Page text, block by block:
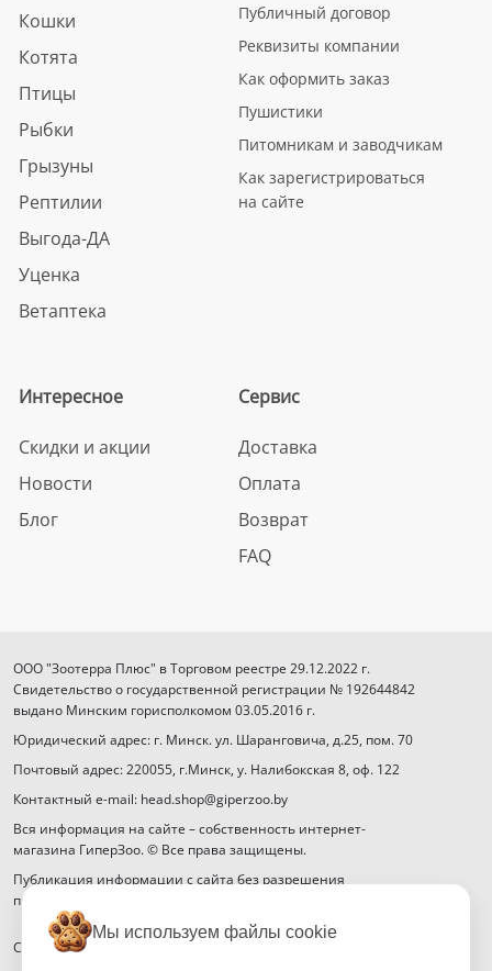
Кошки
Котята
Птицы
Рыбки
Грызуны
Рептилии
Выгода-ДА
Уценка
Ветаптека
Публичный договор
Реквизиты компании
Как оформить заказ
Пушистики
Питомникам и заводчикам
Как зарегистрироваться
на сайте
Интересное
Скидки и акции
Новости
Блог
Сервис
Доставка
Оплата
Возврат
FAQ
ООО "Зоотерра Плюс" в Торговом реестре 29.12.2022 г.
Свидетельство о государственной регистрации № 192644842
выдано Минским горисполкомом 03.05.2016 г.
Юридический адрес: г. Минск. ул. Шаранговича, д.25, пом. 70
Почтовый адрес: 220055, г.Минск, у. Налибокская 8, оф. 122
Контактный e-mail: head.shop@giperzoo.by
Вся информация на сайте – собственность интернет-
магазина ГиперЗоо. © Все права защищены.
Публикация информации с сайта без разрешения
правообладателя запрещена.
Способы оплаты
Мы используем файлы cookie